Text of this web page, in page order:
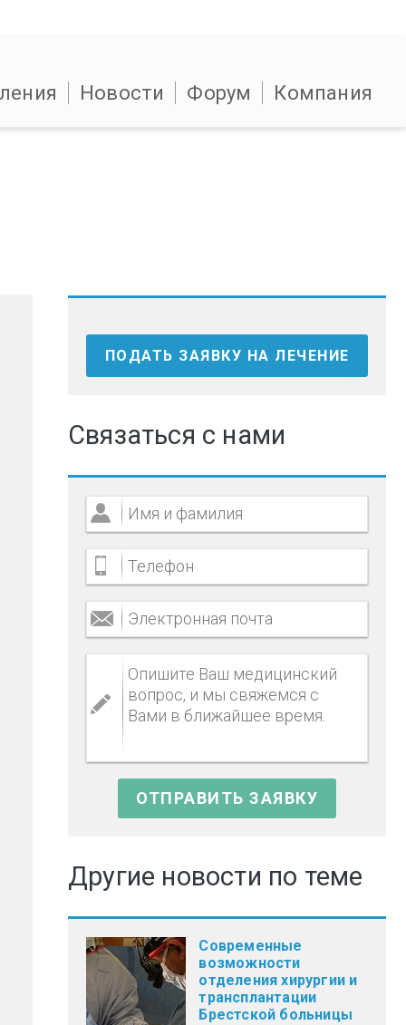
Новости Форум Компания
ПОДАТЬ ЗАЯВКУ НА ЛЕЧЕНИЕ
Связаться с нами
Другие новости по теме
Современные
возможности
отделения хирургии и
трансплантации
Брестской больницы